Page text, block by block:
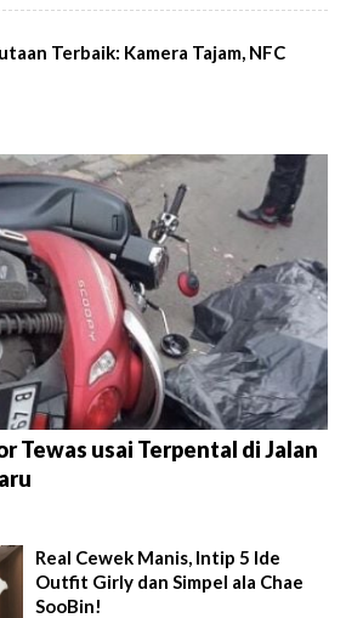
Terbaik: Kamera Tajam, NFC
Tewas usai Terpental di Jalan
Real Cewek Manis, Intip 5 Ide
Outfit Girly dan Simpel ala Chae
SooBin!